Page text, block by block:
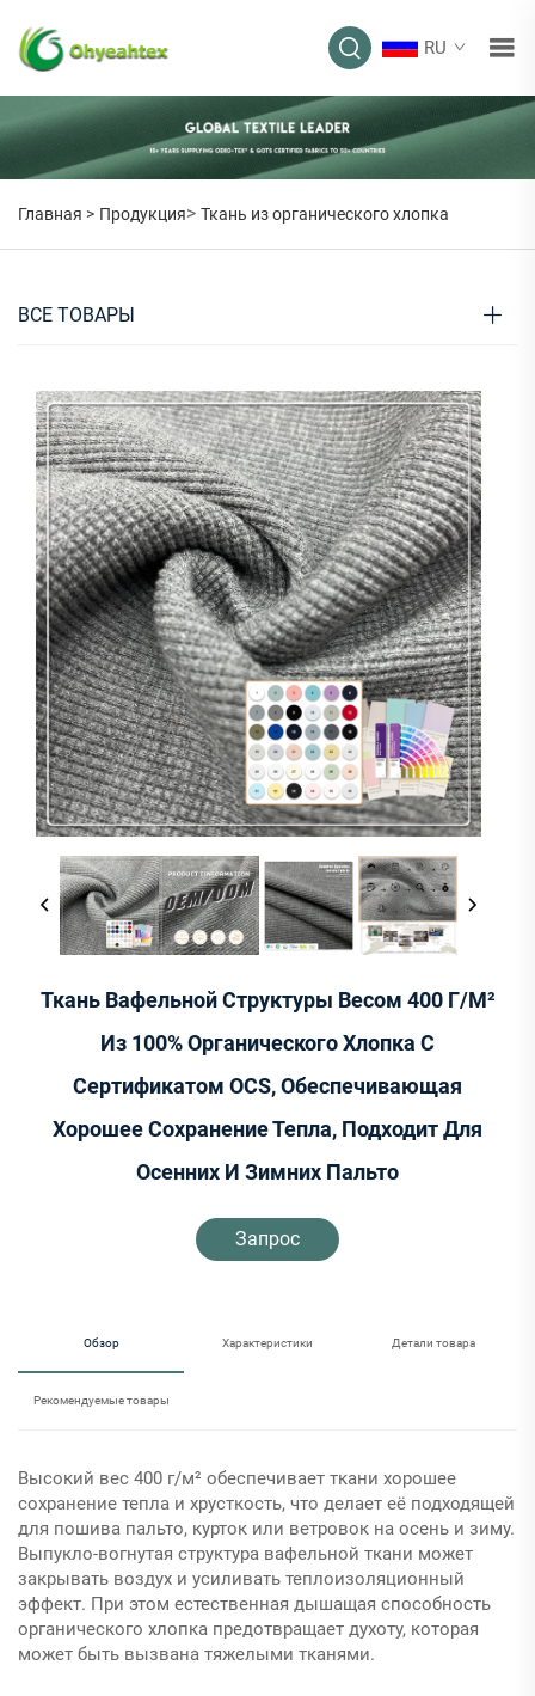
RU
Главная > Продукция> Ткань из органического хлопка
ВСЕ ТОВАРЫ
Ткань Вафельной Структуры Весом 400 Г/м²
Из 100% Органического Хлопка С
Сертификатом OCS, Обеспечивающая
Хорошее Сохранение Тепла, Подходит Для
Осенних И Зимних Пальто
Запрос
Обзор Характеристики Детали товара
Рекомендуемые товары
Высокий вес 400 г/м² обеспечивает ткани хорошее
сохранение тепла и хрусткость, что делает её подходящей
для пошива пальто, курток или ветровок на осень и зиму.
Выпукло-вогнутая структура вафельной ткани может
закрывать воздух и усиливать теплоизоляционный
эффект. При этом естественная дышащая способность
органического хлопка предотвращает духоту, которая
может быть вызвана тяжелыми тканями.